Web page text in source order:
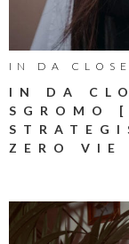
IN DA
IN DA
SGROMO
ZERO VIE